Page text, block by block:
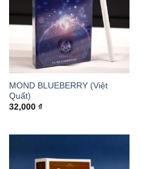
MOND BLUEBERRY (Việt
Quất)
32,000 ₫